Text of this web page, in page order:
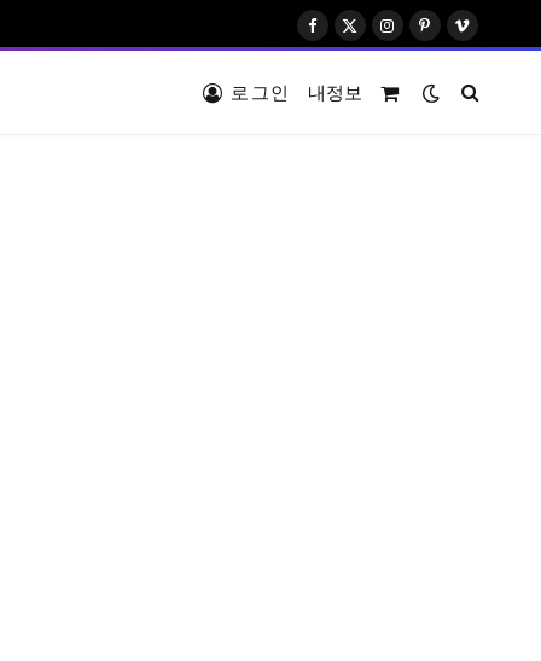
Facebook
X
Instagram
Pinterest
Vimeo
로그인 내정보
Shopping